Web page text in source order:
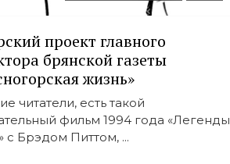
проект главного
брянской газеты
жизнь»
читатели, есть такой
фильм 1994 года «Легенды
с Брэдом Питтом, ...